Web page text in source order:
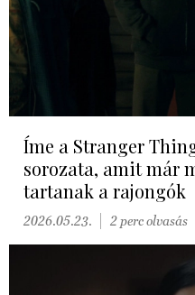
Íme a Stranger
sorozata, amit már
tartanak a rajongók
2026.05.23. 2 perc olvasás